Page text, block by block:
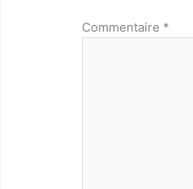
Commentaire *